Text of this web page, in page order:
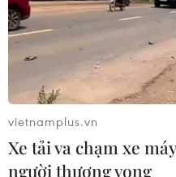
vietnamplus.vn
Xe tải va chạm xe
người thương vong